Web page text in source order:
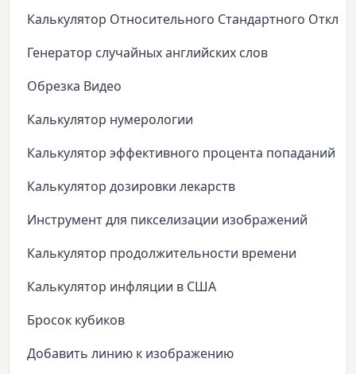
Калькулятор Относительного Стандартного
Генератор случайных английских слов
Обрезка Видео
Калькулятор нумерологии
Калькулятор эффективного процента попаданий
Калькулятор дозировки лекарств
Инструмент для пикселизации изображений
Калькулятор продолжительности времени
Калькулятор инфляции в США
Бросок кубиков
Добавить линию к изображению